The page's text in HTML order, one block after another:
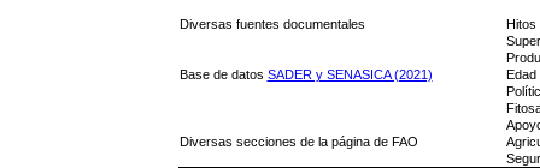
Diversas fuentes documentales
Base de datos SADER y SENASICA (2021)
Diversas secciones de la página de FAO